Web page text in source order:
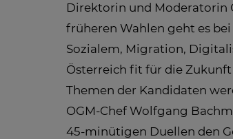
Direktorin und Moderatorin
früheren Wahlen geht es
Sozialem, Migration,
Österreich fit für die
Themen der Kandidaten
OGM-Chef Wolfgang
45-minütigen Duellen den